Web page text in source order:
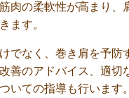
肉の柔軟性が高まり、
ます。
でなく、巻き肩を予防
善のアドバイス、適切
いての指導も行います